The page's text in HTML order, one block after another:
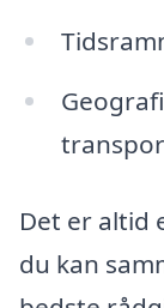
Det er altid
du kan